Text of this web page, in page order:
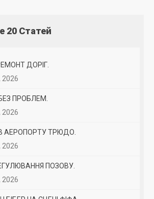
20 Статей
ДОРІГ.
2026
ПРОБЛЕМ.
2026
АЕРОПОРТУ ТРЮДО.
2026
ПОЗОВУ.
2026